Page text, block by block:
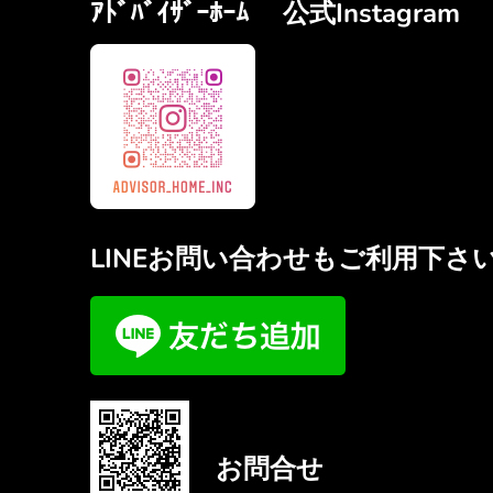
ｱﾄﾞﾊﾞｲｻﾞｰﾎｰﾑ 公式Instagram
LINEお問い合わせもご利用下さ
お問合せ